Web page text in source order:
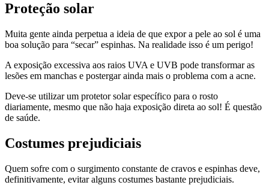
Proteção solar
Muita gente ainda perpetua a ideia de que expor a pele ao sol é uma
boa solução para “secar” espinhas. Na realidade isso é um perigo!
A exposição excessiva aos raios UVA e UVB pode transformar as
lesões em manchas e postergar ainda mais o problema com a acne.
Deve-se utilizar um protetor solar específico para o rosto
diariamente, mesmo que não haja exposição direta ao sol! É questão
de saúde.
Costumes prejudiciais
Quem sofre com o surgimento constante de cravos e espinhas deve,
definitivamente, evitar alguns costumes bastante prejudiciais.